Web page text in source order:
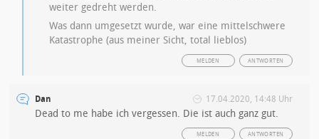
weiter gedreht werden.
Was dann umgesetzt wurde, war eine mittelschwere
Katastrophe (aus meiner Sicht, total lieblos)
ANTWORTEN
MELDEN
Dan 17.04.2020, 14:48 Uhr
Dead to me habe ich vergessen. Die ist auch ganz gut.
ANTWORTEN
MELDEN